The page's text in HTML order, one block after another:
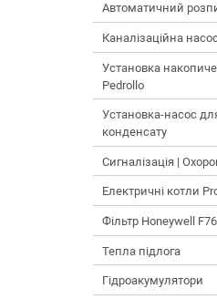
Автоматичний
Каналізаційна
Установка
Pedrollo
Установка-насос
конденсату
Сигналізація |
Електричні котли
Фільтр Honeywell
Тепла підлога
Гідроакумулятори